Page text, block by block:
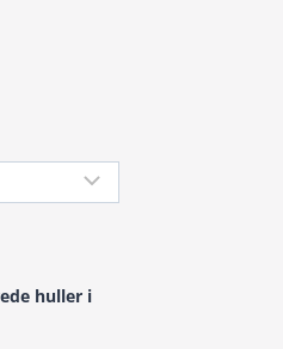
huller i